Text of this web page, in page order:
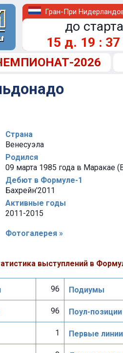
Гран-При
до
15 д. 19 : 37
2026
Страна
Венесуэла
Родился
09 марта 1985 года в Маракае
Дебют в Формуле-1
Бахрейн'2011
Активные годы
2011-2015
Фотогалерея »
выступлений в
96 Подиумы
96 Поул-позиции
1 Первые линии